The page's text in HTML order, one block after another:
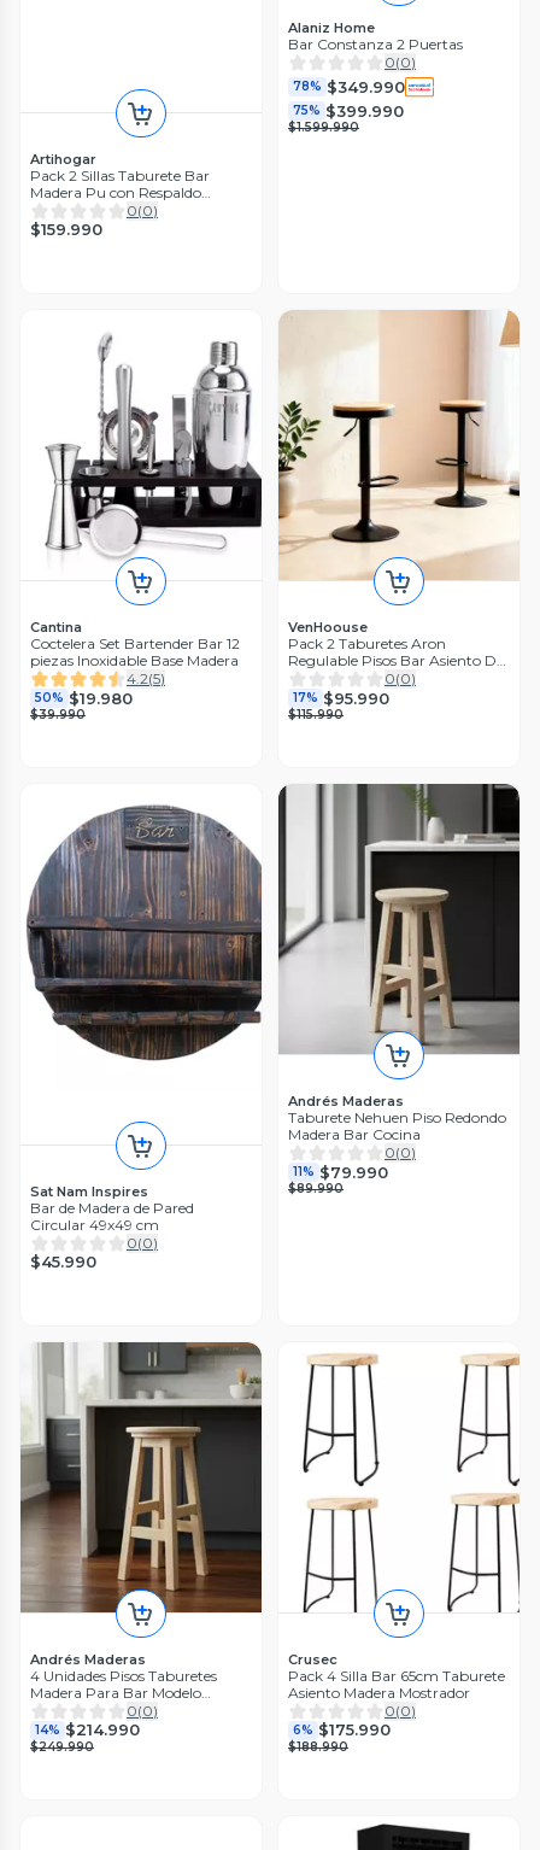
Artihogar
Pack 2 Sillas Taburete Bar
Madera Pu con Respaldo
Boscco
0(0)
$159.990
Alaniz Home
Bar Constanza 2 Puertas
0(0)
78% $349.990
75% $399.990
$1.599.990
Cantina
Coctelera Set Bartender Bar 12
piezas Inoxidable Base Madera
4.2(5)
50% $19.980
$39.990
VenHoouse
Pack 2 Taburetes Aron
Regulable Pisos Bar Asiento De
Madera Negros0(0)
17% $95.990
$115.990
Sat Nam Inspires
Bar de Madera de Pared
Circular 49x49 cm
0(0)
$45.990
Andrés Maderas
Taburete Nehuen Piso Redondo
Madera Bar Cocina
0(0)
11% $79.990
$89.990
Andrés Maderas
4 Unidades Pisos Taburetes
Madera Para Bar Modelo
Nehuen de Andres Maderas
0(0)
14% $214.990
$249.990
Crusec
Pack 4 Silla Bar 65cm Taburete
Asiento Madera Mostrador
0(0)
6% $175.990
$188.990